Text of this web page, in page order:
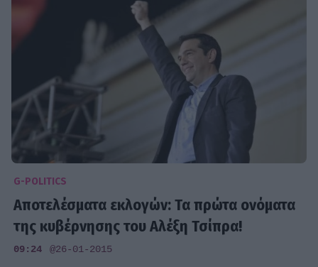
G-POLITICS
Αποτελέσματα εκλογών: Τα πρώτα ονόματα
της κυβέρνησης του Αλέξη Τσίπρα!
09:24 @26-01-2015